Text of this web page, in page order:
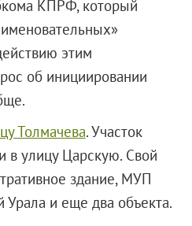
КПРФ, который
этим
об инициировании
Толмачева. Участок
в улицу Царскую. Свой
здание, МУП
и еще два объекта.